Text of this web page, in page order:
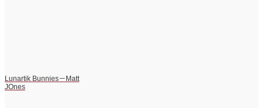
Lunartik Bunnies－Matt
JOnes